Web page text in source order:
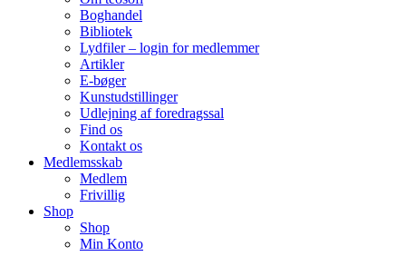
Boghandel
Bibliotek
Lydfiler – login for medlemmer
Artikler
E-bøger
Kunstudstillinger
Udlejning af foredragssal
Find os
Kontakt os
Medlemsskab
Medlem
Frivillig
Shop
Shop
Min Konto